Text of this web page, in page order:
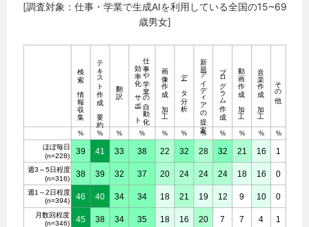
[調査対象：仕事・学業で生成AIを利用している全国の15~69
歳男女]